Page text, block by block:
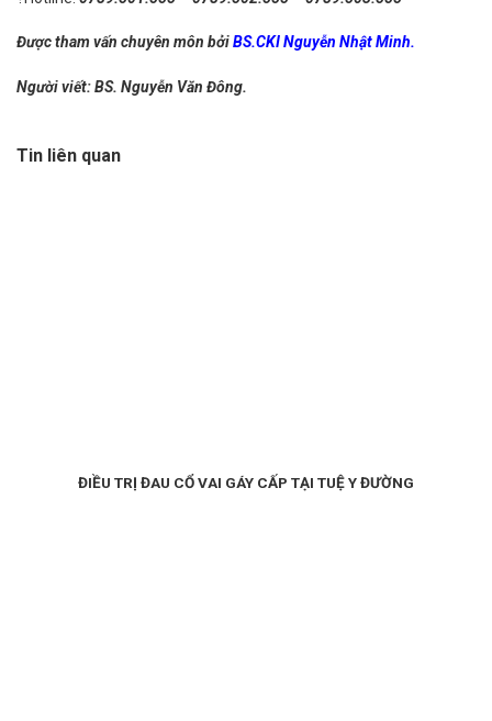
Được tham vấn chuyên môn bởiBS.CKI Nguyễn Nhật Minh.
Người viết: BS. Nguyễn Văn Đông.
Tin liên quan
ĐIỀU TRỊ ĐAU CỔ VAI GÁY CẤP TẠI TUỆ Y ĐƯỜNG